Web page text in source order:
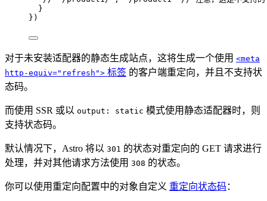
}
})
对于未安装适配器的静态生成站点，这将生成一个使用 <meta
http-equiv="refresh"> 标签 的客户端重定向，并且不支持状
态码。
而使用 SSR 或以 output: static 模式使用静态适配器时，则
支持状态码。
默认情况下，Astro 将以 301 的状态对重定向的 GET 请求进行
处理，并对其他请求方法使用 308 的状态。
你可以使用重定向配置中的对象自定义 重定向状态码 ：